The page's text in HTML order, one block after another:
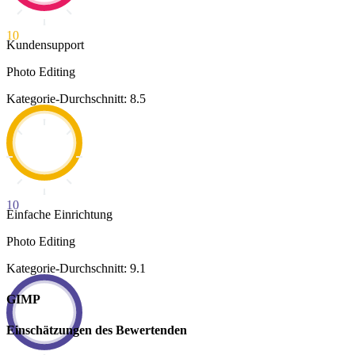
10
Kundensupport
Photo Editing
Kategorie-Durchschnitt: 8.5
10
Einfache Einrichtung
Photo Editing
Kategorie-Durchschnitt: 9.1
GIMP
Einschätzungen des Bewertenden